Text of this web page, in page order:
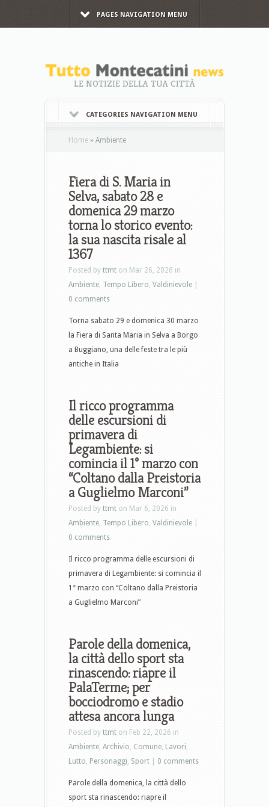
PAGES NAVIGATION MENU
LE NOTIZIE DELLA TUA CITTÀ
CATEGORIES NAVIGATION MENU
Home » Ambiente
Fiera di S. Maria in
Selva, sabato 28 e
domenica 29 marzo
torna lo storico evento:
la sua nascita risale al
1367
Posted by ttmt on Mar 26, 2026 in
Ambiente, Tempo Libero, Valdinievole
0 comments
Torna sabato 29 e domenica 30 marzo
la Fiera di Santa Maria in Selva a Borgo
a Buggiano, una delle feste tra le più
antiche in Italia
Il ricco programma
delle escursioni di
primavera di
Legambiente: si
comincia il 1° marzo con
“Coltano dalla Preistoria
a Guglielmo Marconi”
Posted by ttmt on Mar 6, 2026 in
Ambiente, Tempo Libero, Valdinievole
0 comments
Il ricco programma delle escursioni di
primavera di Legambiente: si comincia il
1° marzo con “Coltano dalla Preistoria
a Guglielmo Marconi”
Parole della domenica,
la città dello sport sta
rinascendo: riapre il
PalaTerme; per
bocciodromo e stadio
attesa ancora lunga
Posted by ttmt on Feb 22, 2026 in
Ambiente, Archivio, Comune, Lavori,
Lutto, Personaggi, Sport 0 comments
Parole della domenica, la città dello
sport sta rinascendo: riapre il